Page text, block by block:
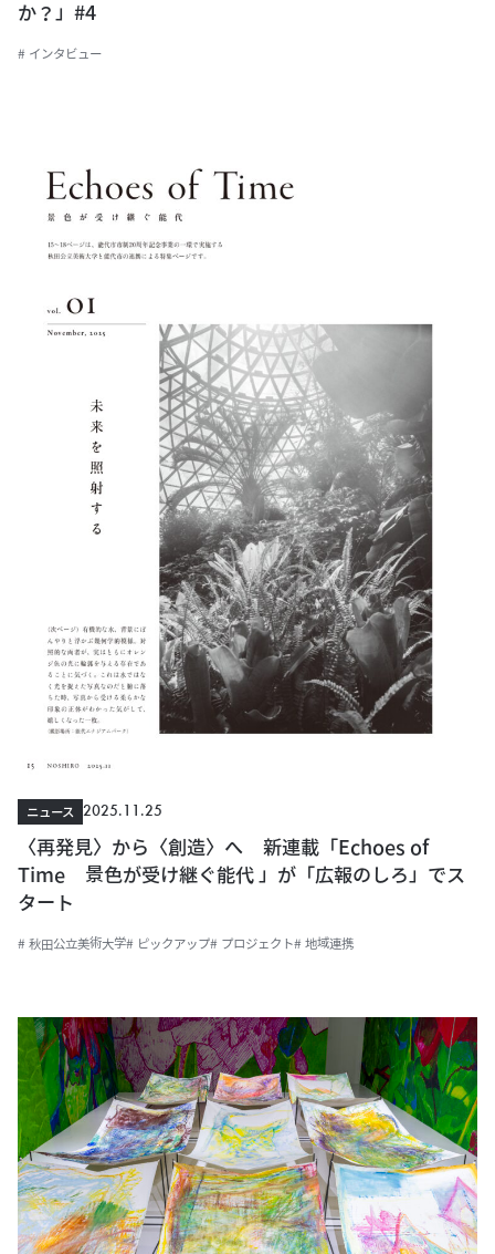
か？」#4
# インタビュー
ニュース
2025.11.25
〈再発見〉から〈創造〉へ 新連載「Echoes of
Time 景色が受け継ぐ能代 」が「広報のしろ」でス
タート
# 秋田公立美術大学# ピックアップ# プロジェクト# 地域連携